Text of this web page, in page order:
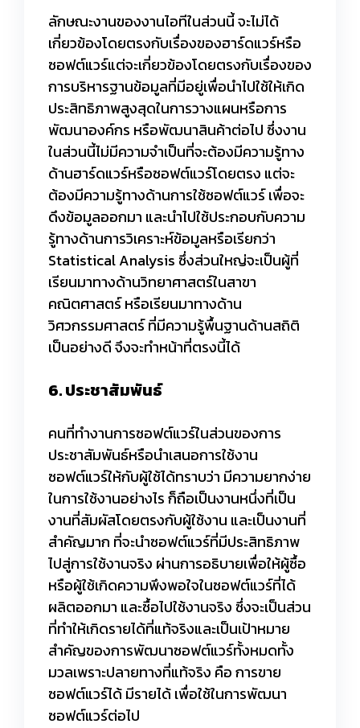
ลักษณะงานของงานไอทีในส่วนนี้ จะไม่ได้
เกี่ยวข้องโดยตรงกับเรื่องของฮาร์ดแวร์หรือ
ซอฟต์แวร์แต่จะเกี่ยวข้องโดยตรงกับเรื่องของ
การบริหารฐานข้อมูลที่มีอยู่เพื่อนำไปใช้ให้เกิด
ประสิทธิภาพสูงสุดในการวางแผนหรือการ
พัฒนาองค์กร หรือพัฒนาสินค้าต่อไป ซึ่งงาน
ในส่วนนี้ไม่มีความจำเป็นที่จะต้องมีความรู้ทาง
ด้านฮาร์ดแวร์หรือซอฟต์แวร์โดยตรง แต่จะ
ต้องมีความรู้ทางด้านการใช้ซอฟต์แวร์ เพื่อจะ
ดึงข้อมูลออกมา และนำไปใช้ประกอบกับความ
รู้ทางด้านการวิเคราะห์ข้อมูลหรือเรียกว่า
Statistical Analysis ซึ่งส่วนใหญ่จะเป็นผู้ที่
เรียนมาทางด้านวิทยาศาสตร์ในสาขา
คณิตศาสตร์ หรือเรียนมาทางด้าน
วิศวกรรมศาสตร์ ที่มีความรู้พื้นฐานด้านสถิติ
เป็นอย่างดี จึงจะทำหน้าที่ตรงนี้ได้
6. ประชาสัมพันธ์
คนที่ทำงานการซอฟต์แวร์ในส่วนของการ
ประชาสัมพันธ์หรือนำเสนอการใช้งาน
ซอฟต์แวร์ให้กับผู้ใช้ได้ทราบว่า มีความยากง่าย
ในการใช้งานอย่างไร ก็ถือเป็นงานหนึ่งที่เป็น
งานที่สัมผัสโดยตรงกับผู้ใช้งาน และเป็นงานที่
สำคัญมาก ที่จะนำซอฟต์แวร์ที่มีประสิทธิภาพ
ไปสู่การใช้งานจริง ผ่านการอธิบายเพื่อให้ผู้ซื้อ
หรือผู้ใช้เกิดความพึงพอใจในซอฟต์แวร์ที่ได้
ผลิตออกมา และซื้อไปใช้งานจริง ซึ่งจะเป็นส่วน
ที่ทำให้เกิดรายได้ที่แท้จริงและเป็นเป้าหมาย
สำคัญของการพัฒนาซอฟต์แวร์ทั้งหมดทั้ง
มวลเพราะปลายทางที่แท้จริง คือ การขาย
ซอฟต์แวร์ได้ มีรายได้ เพื่อใช้ในการพัฒนา
ซอฟต์แวร์ต่อไป